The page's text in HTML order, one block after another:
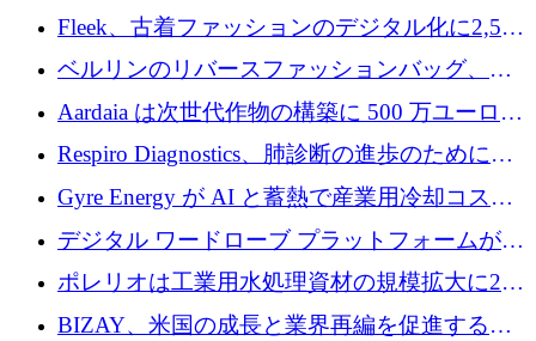
ップFintoが340万ドルを調達、シリコンバレ
ーではなくミュンヘンを選んだと語る
Fleek、古着ファッションのデジタル化に2,500
万ドルを確保
ベルリンのリバースファッションバッグ、繊
維仕分け規模拡大に7桁の資金調達
Aardaia は次世代作物の構築に 500 万ユーロを
寄付
Respiro Diagnostics、肺診断の進歩のために
100 万ポンドを確保
Gyre Energy が AI と蓄熱で産業用冷却コスト
を削減するために 130 万ドルを調達
デジタル ワードローブ プラットフォームが
1,000 万人のユーザーに到達し、Whering が
700 万ドルを獲得
ポレリオは工業用水処理資材の規模拡大に240
万ユーロを確保
BIZAY、米国の成長と業界再編を促進するた